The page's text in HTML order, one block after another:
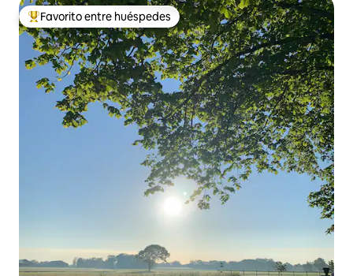
Favorito entre huéspedes preferido
Favorito entre huéspedes